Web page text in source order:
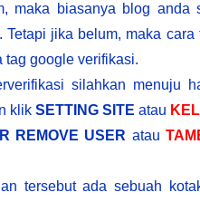
maka biasanya blog anda
jika belum, maka cara
tag google verifikasi.
silahkan menuju
klik SETTING SITE atau
REMOVE USER atau
tersebut ada sebuah